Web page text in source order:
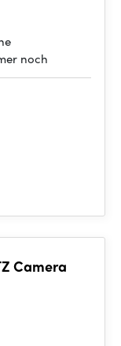
noch
Camera